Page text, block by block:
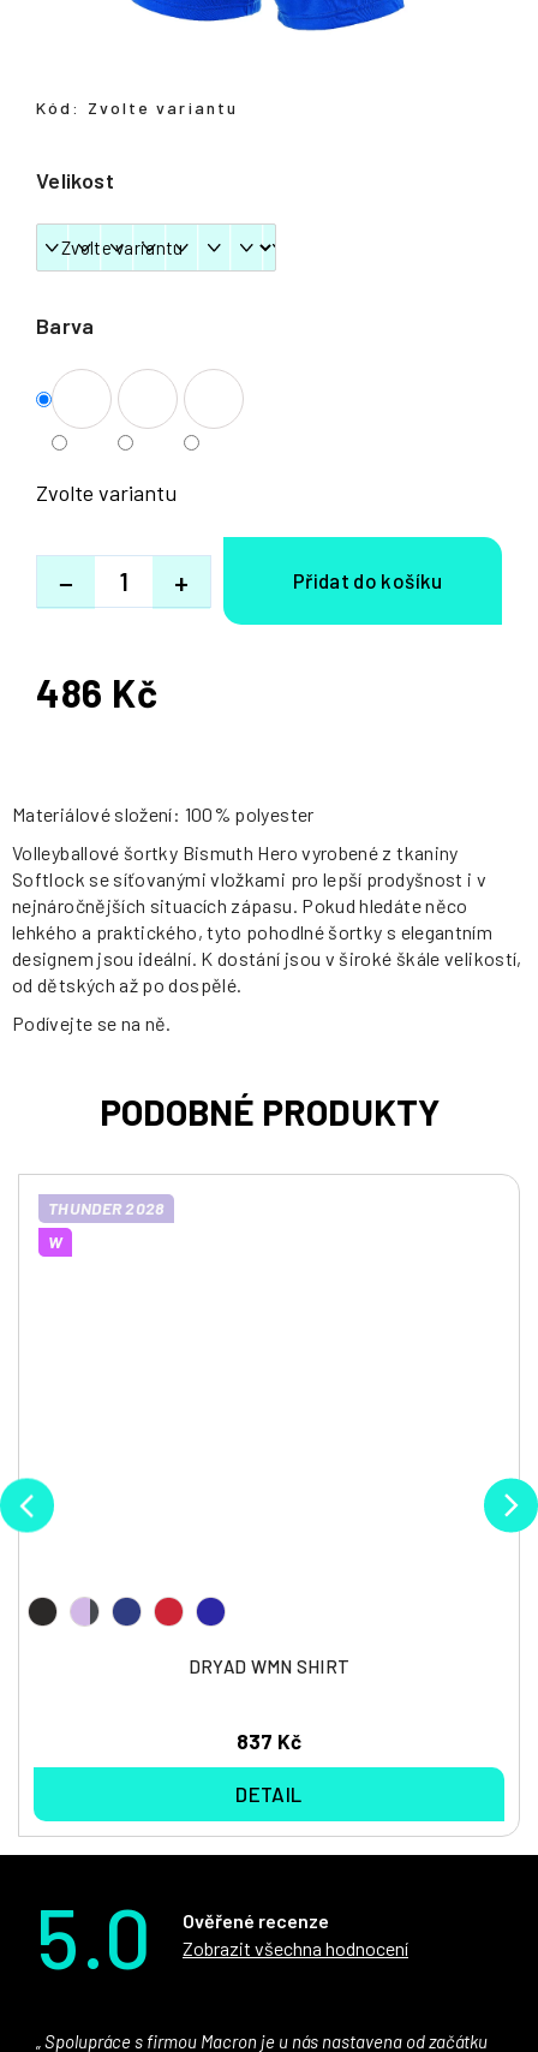
Barva
Velikost
Zvolte variantu
+
−
Kód: Zvolte variantu
486 Kč
Měrná
Materiálové složení: 100% polyester
Volleyballové šortky Bismuth Hero vyrobené z tkaniny
Softlock se síťovanými vložkami pro lepší prodyšnost i v
nejnáročnějších situacích zápasu. Pokud hledáte něco
lehkého a praktického, tyto pohodlné šortky s elegantním
designem jsou ideální. K dostání jsou v široké škále velikostí,
od dětských až po dospělé.
Podívejte se na ně.
THUNDER 2028
W
DRYAD WMN SHIRT
837 Kč
DETAIL
5.0
Ověřené recenze
Zobrazit všechna hodnocení